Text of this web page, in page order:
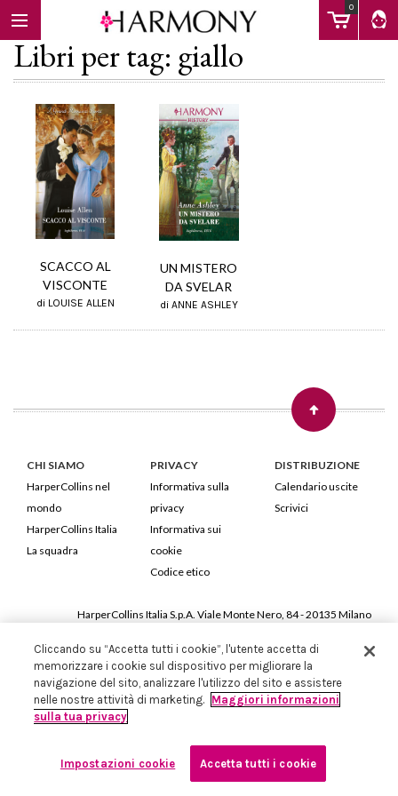
0
EBOOK
Calendario
Libri per tag: giallo
SCACCO AL
VISCONTE
di LOUISE ALLEN
UN MISTERO
DA SVELAR
di ANNE ASHLEY
CHI SIAMO
HarperCollins nel
mondo
HarperCollins Italia
La squadra
PRIVACY
Informativa sulla
privacy
Informativa sui
cookie
Codice etico
DISTRIBUZIONE
Calendario uscite
Scrivici
HarperCollins Italia S.p.A. Viale Monte Nero, 84 - 20135 Milano
Iscritta in Milano al Registro delle imprese nr.198004 e REA nr.1051898
Cliccando su “Accetta tutti i cookie”, l'utente accetta di
memorizzare i cookie sul dispositivo per migliorare la
navigazione del sito, analizzare l'utilizzo del sito e assistere
nelle nostre attività di marketing. Maggiori informazioni
sulla tua privacy
Impostazioni cookie Accetta tutti i cookie